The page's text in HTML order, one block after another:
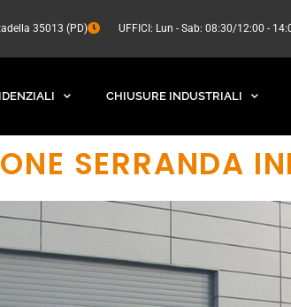
35013 (PD) UFFICI: Lun - Sab: 08:30/12:00 -
CHIUSURE INDUSTRIALI
SERRANDA